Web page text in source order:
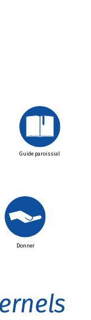
Guide paroissial
Donner